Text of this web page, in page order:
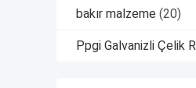
bakır malzeme (20)
Ppgi Galvanizli Çelik